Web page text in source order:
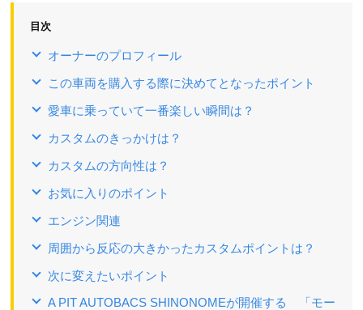
目次
オーナーのプロフィール
この車両を購入する際に決めてとなったポイント
愛車に乗っていて一番楽しい瞬間は？
カスタムのきっかけは？
カスタムの方向性は？
お気に入りのポイント
エンジン関連
周囲から反応の大きかったカスタムポイントは？
次に変えたいポイント
A PIT AUTOBACS SHINONOMEが開催する 「モー